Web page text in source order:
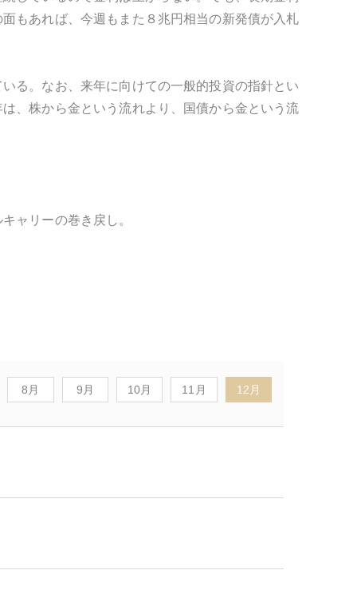
もあれば、今週もまた８兆円相当の新発債が入札
る。なお、来年に向けての一般的投資の指針とい
、株から金という流れより、国債から金という流
ャリーの巻き戻し。
8月 9月 10月 11月 12月